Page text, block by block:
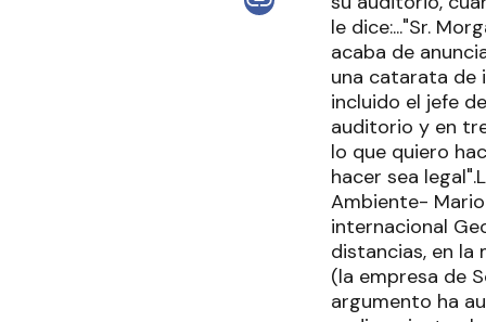
le dice:..."Sr.
acaba de
una catarata de
incluido el jefe
auditorio y en
lo que quiero
hacer sea
Ambiente-
internacional
distancias, en la
(la empresa de
argumento ha